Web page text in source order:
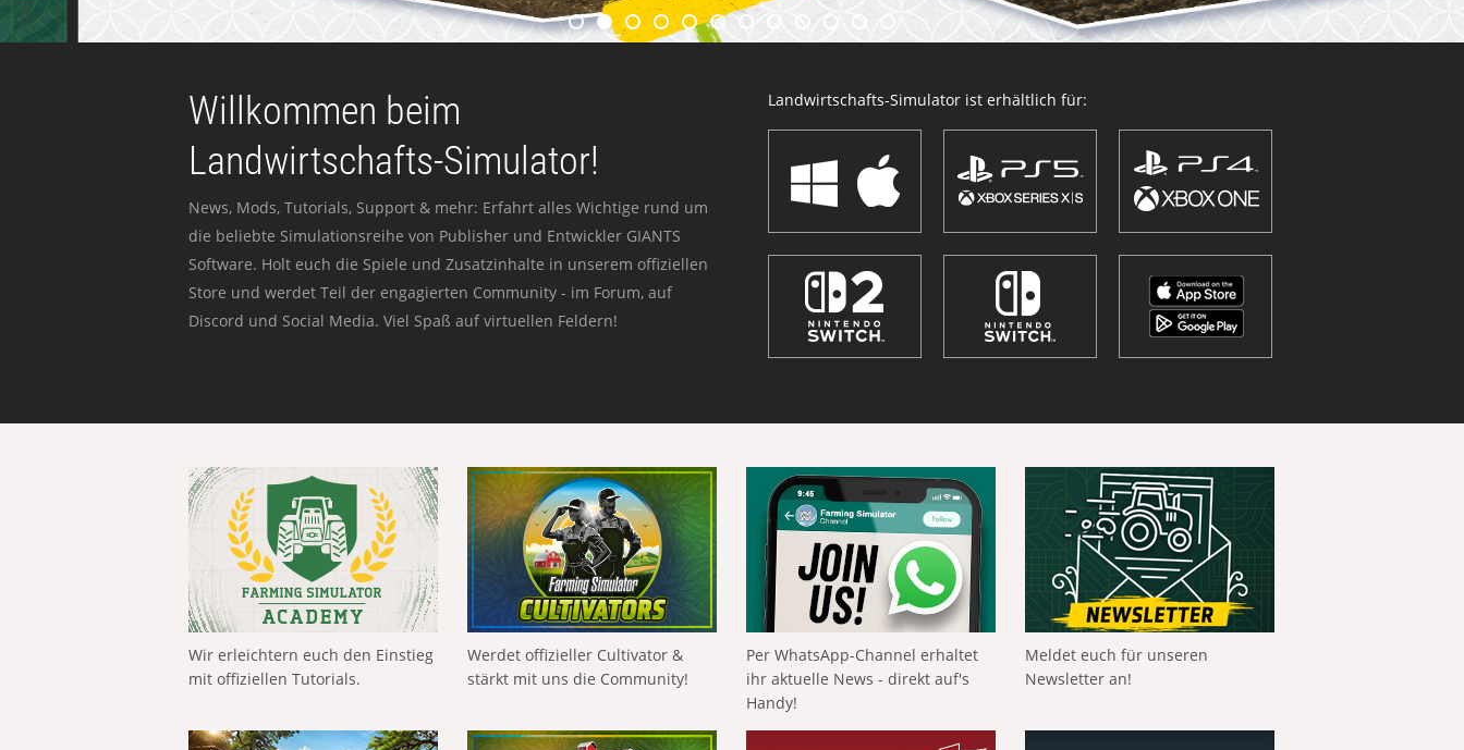
Willkommen beim
Landwirtschafts-Simulator!
News, Mods, Tutorials, Support & mehr: Erfahrt alles Wichtige rund um
die beliebte Simulationsreihe von Publisher und Entwickler GIANTS
Software. Holt euch die Spiele und Zusatzinhalte in unserem offiziellen
Store und werdet Teil der engagierten Community - im Forum, auf
Discord und Social Media. Viel Spaß auf virtuellen Feldern!
Landwirtschafts-Simulator ist erhältlich für:
Wir erleichtern euch den Einstieg
mit offiziellen Tutorials.
Werdet offizieller Cultivator &
stärkt mit uns die Community!
Per WhatsApp-Channel erhaltet
ihr aktuelle News - direkt auf's
Handy!
Meldet euch für unseren
Newsletter an!